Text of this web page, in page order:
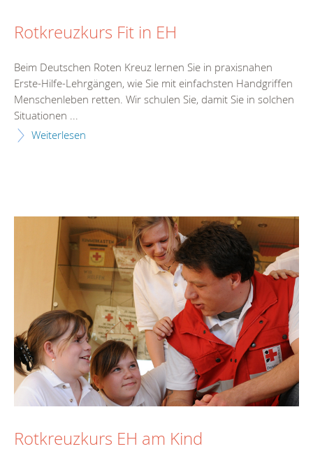
Rotkreuzkurs Fit in EH
Beim Deutschen Roten Kreuz lernen Sie in praxisnahen
Erste-Hilfe-Lehrgängen, wie Sie mit einfachsten Handgriffen
Menschenleben retten. Wir schulen Sie, damit Sie in solchen
Situationen ...
Weiterlesen
Rotkreuzkurs EH am Kind